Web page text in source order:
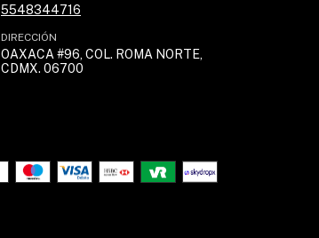
5548344716
DIRECCIÓN
OAXACA #96, COL. ROMA NORTE,
CDMX. 06700